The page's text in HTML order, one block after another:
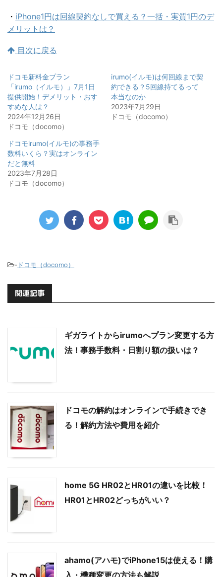
・ iPhone1円は回線契約なしで買える？一括・実質1円のデ
メリットは？
目次に戻る
ドコモ新料金プラン
「irumo（イルモ）」7月1日
提供開始！デメリット・おす
すめな人は？
2024年12月26日
ドコモ（docomo）
irumo(イルモ)は何回線まで契
約できる？5回線持てるって
本当なのか
2023年7月29日
ドコモ（docomo）
ドコモirumo(イルモ)の事務手
数料いくら？実はオンライン
だと無料
2023年7月28日
ドコモ（docomo）
- ドコモ（docomo）
関連記事
ギガライトからirumoへプラン変更する方
法！事務手数料・日割り額の扱いは？
ドコモの解約はオンラインで手続きでき
る！解約方法や費用を紹介
home 5G HR02とHR01の違いを比較！
HR01とHR02どっちがいい？
ahamo(アハモ)でiPhone15は使える！購